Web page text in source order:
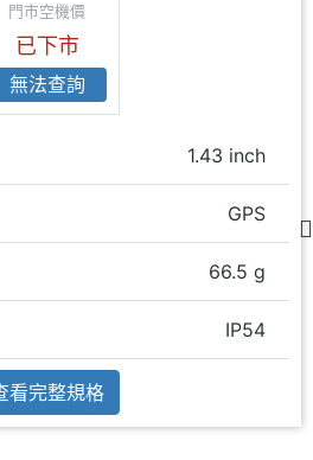
門市空機價
已下市
無法查詢
1.43 inch
GPS
66.5 g
IP54
看完整規格